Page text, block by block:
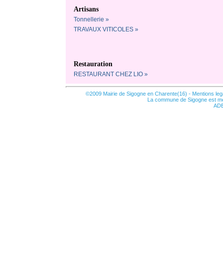
Artisans
Tonnellerie »
TRAVAUX VITICOLES »
Restauration
RESTAURANT CHEZ LIO »
©2009 Mairie de Sigogne en Charente(16) - Mentions
La commune de Sigogne est